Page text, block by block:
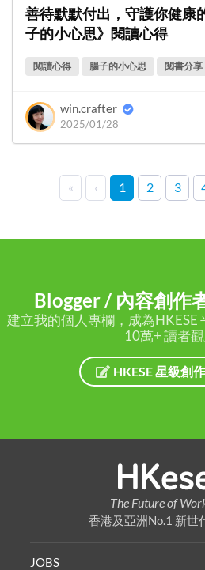
善待默默付出，守護你健康
子的小心思》閱讀心得
閱讀心得 腸子的小心思 閱書分享
win.crafter
2025/01/28
« ‹ 1 2 3
Blogger / 內容創作
建立我的個人專欄，成為HKESE
10萬+ 讀者觀
HKESE 星級創
The Future of
香港及亞洲No.1 新世
JOBS